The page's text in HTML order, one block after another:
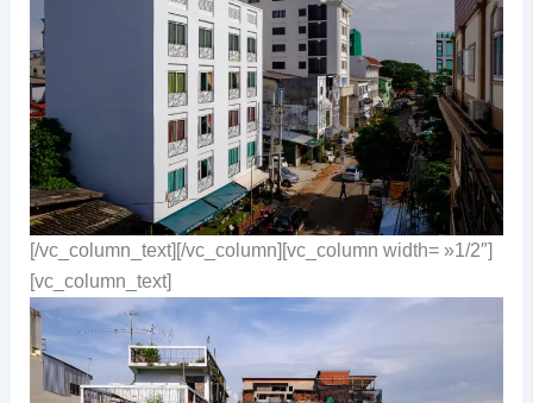
[/vc_column_text][/vc_column][vc_column width= »1/2″]
[vc_column_text]